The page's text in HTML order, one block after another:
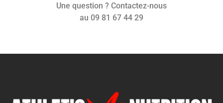
Une question ? Contactez-nous
au 09 81 67 44 29